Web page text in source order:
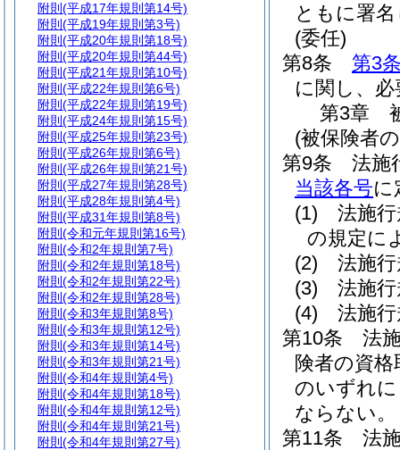
ともに署
(委任)
第8条
第3
に関し、
第3章
(被保険者
第9条
法施
当該各号に
(1)
法施
の規定
(2)
法施
(3)
法施
(4)
法施
第10条
法
険者の資
のいずれ
ならない。
第11条
法
附則 (平成17年規則第14号)
附則 (平成19年規則第3号)
附則 (平成20年規則第18号)
附則 (平成20年規則第44号)
附則 (平成21年規則第10号)
附則 (平成22年規則第6号)
附則 (平成22年規則第19号)
附則 (平成24年規則第15号)
附則 (平成25年規則第23号)
附則 (平成26年規則第6号)
附則 (平成26年規則第21号)
附則 (平成27年規則第28号)
附則 (平成28年規則第4号)
附則 (平成31年規則第8号)
附則 (令和元年規則第16号)
附則 (令和2年規則第7号)
附則 (令和2年規則第18号)
附則 (令和2年規則第22号)
附則 (令和2年規則第28号)
附則 (令和3年規則第8号)
附則 (令和3年規則第12号)
附則 (令和3年規則第14号)
附則 (令和3年規則第21号)
附則 (令和4年規則第4号)
附則 (令和4年規則第18号)
附則 (令和4年規則第12号)
附則 (令和4年規則第21号)
附則 (令和4年規則第27号)